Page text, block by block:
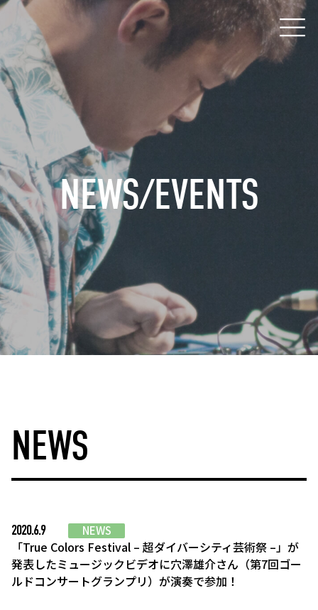
NEWS/EVENTS
NEWS
2020.6.9 NEWS
「True Colors Festival – 超ダイバーシティ芸術祭 –」が
発表したミュージックビデオに穴澤雄介さん（第7回ゴー
ルドコンサートグランプリ）が演奏で参加！